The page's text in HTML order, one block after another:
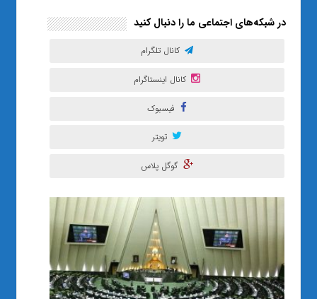
در شبکه‌های اجتماعی ما را دنبال کنید
کانال تلگرام
کانال اینستاگرام
فیسبوک
تویتر
گوگل پلاس